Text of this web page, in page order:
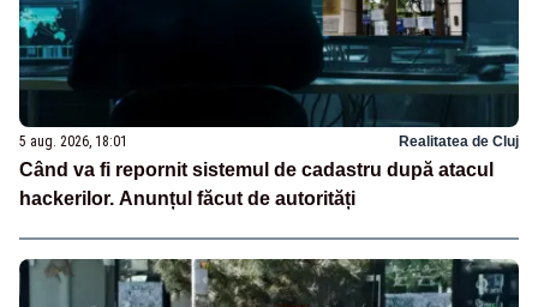
5 aug. 2026, 18:01 Realitatea de Cluj
Când va fi repornit sistemul de cadastru după atacul
hackerilor. Anunțul făcut de autorități